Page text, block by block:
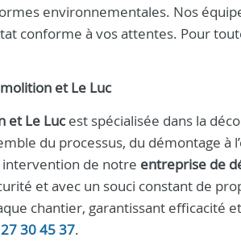
environnementales. Nos
conforme à vos attentes. Pour
et Le Luc
et Le Luc est spécialisée dans la
du processus, du démontage à
de notre entreprise de
et avec un souci constant de
chantier, garantissant efficacité
30 45 37.